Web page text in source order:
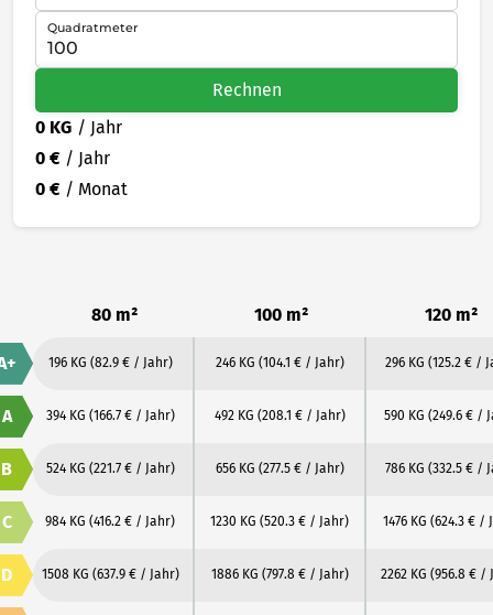
Quadratmeter
Rechnen
0 KG / Jahr
0 € / Jahr
0 € / Monat
80 m² 100 m² 120 m²
196 KG (82.9 € / Jahr) 246 KG (104.1 € / Jahr) 296 KG (125.2 € /
A 394 KG (166.7 € / Jahr) 492 KG (208.1 € / Jahr) 590 KG (249.6 € /
B 524 KG (221.7 € / Jahr) 656 KG (277.5 € / Jahr) 786 KG (332.5 € /
C 984 KG (416.2 € / Jahr) 1230 KG (520.3 € / Jahr) 1476 KG (624.3 € /
D 1508 KG (637.9 € / Jahr) 1886 KG (797.8 € / Jahr) 2262 KG (956.8 € /